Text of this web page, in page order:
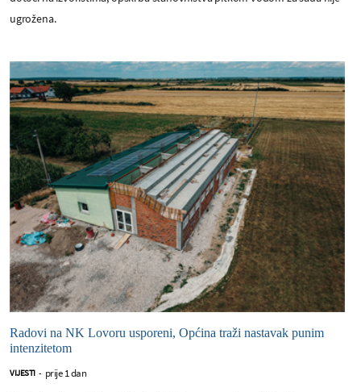
ugrožena.
Radovi na NK Lovoru usporeni, Općina traži nastavak punim
intenzitetom
VIJESTI - prije 1 dan